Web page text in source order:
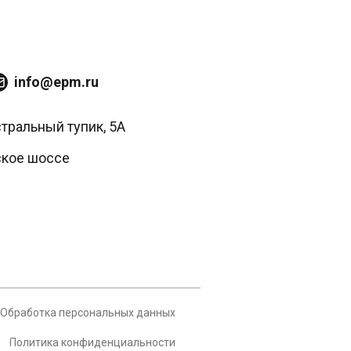
info@epm.ru
шоссе
тупик, 5А
Политика конфиденциальности
Обработка персональных данных